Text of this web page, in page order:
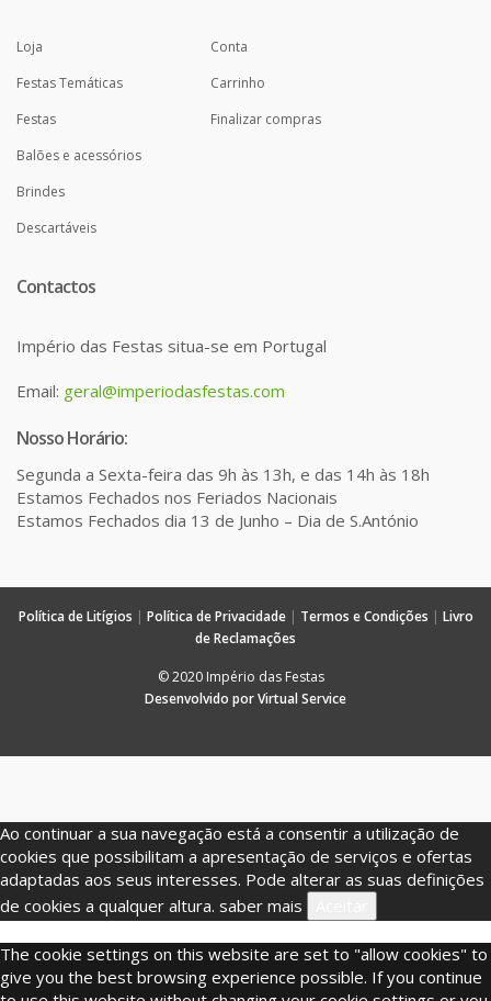
Loja
Festas Temáticas
Festas
Balões e acessórios
Brindes
Descartáveis
Conta
Carrinho
Finalizar compras
Contactos
Império das Festas situa-se em Portugal
Email: geral@imperiodasfestas.com
Nosso Horário:
Segunda a Sexta-feira das 9h às 13h, e das 14h às 18h
Estamos Fechados nos Feriados Nacionais
Estamos Fechados dia 13 de Junho – Dia de S.António
Política de Litígios | Política de Privacidade| Termos e Condições | Livro
de Reclamações
© 2020 Império das Festas
Desenvolvido por Virtual Service
Ao continuar a sua navegação está a consentir a utilização de
cookies que possibilitam a apresentação de serviços e ofertas
adaptadas aos seus interesses. Pode alterar as suas definições
de cookies a qualquer altura. saber mais
The cookie settings on this website are set to "allow cookies" to
give you the best browsing experience possible. If you continue